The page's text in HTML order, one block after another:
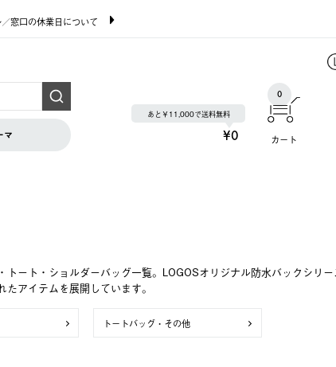
窓口の休業日について
マ
あと￥11,000で送料無料
¥0 カート
0
ート・ショルダーバッグ一覧。LOGOSオリジナル防水バックシリ
アイテムを展開しています。
トートバッグ・その他